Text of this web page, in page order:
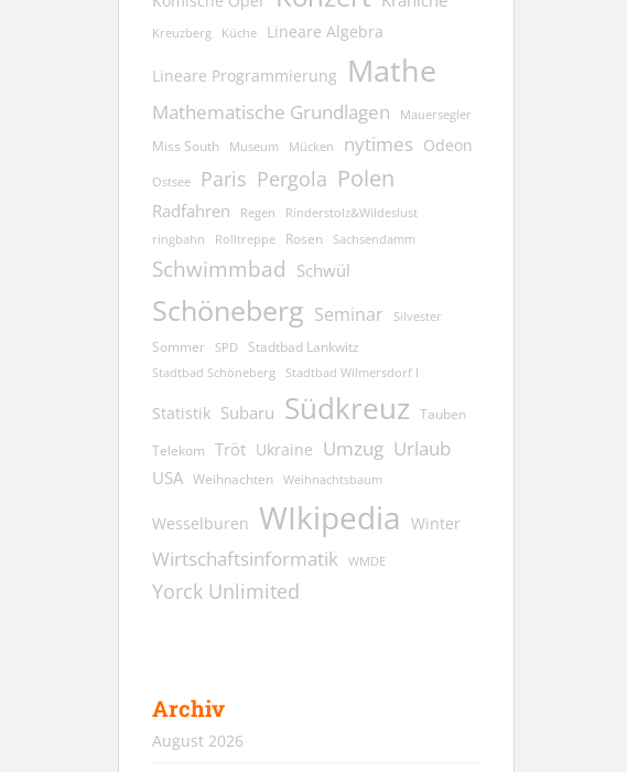
Kreuzberg Küche Lineare Algebra
Lineare Programmierung Mathe
Mathematische Grundlagen Mauersegler
Miss South Museum Mücken nytimes Odeon
Ostsee Paris Pergola Polen
Radfahren Regen Rinderstolz&Wildeslust
ringbahn Rolltreppe Rosen Sachsendamm
Schwimmbad Schwül
Schöneberg Seminar Silvester
Sommer SPD Stadtbad Lankwitz
Stadtbad Schöneberg Stadtbad Wilmersdorf I
Statistik Subaru Südkreuz Tauben
Telekom Tröt Ukraine Umzug Urlaub
USA Weihnachten Weihnachtsbaum
Wesselburen WIkipedia Winter
Wirtschaftsinformatik WMDE
Yorck Unlimited
Archiv
August 2026